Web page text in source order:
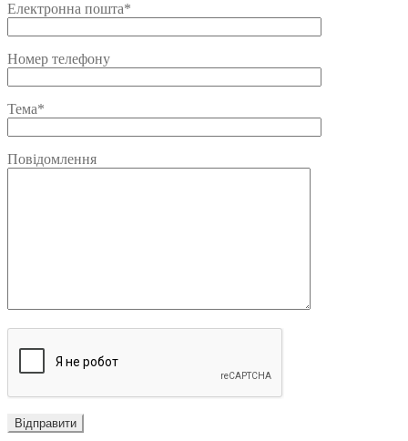
Електронна пошта*
Номер телефону
Тема*
Повідомлення